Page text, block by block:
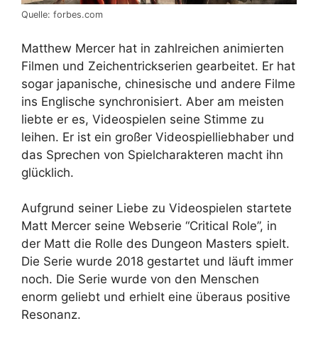
Quelle: forbes.com
Matthew Mercer hat in zahlreichen animierten
Filmen und Zeichentrickserien gearbeitet. Er hat
sogar japanische, chinesische und andere Filme
ins Englische synchronisiert. Aber am meisten
liebte er es, Videospielen seine Stimme zu
leihen. Er ist ein großer Videospielliebhaber und
das Sprechen von Spielcharakteren macht ihn
glücklich.
Aufgrund seiner Liebe zu Videospielen startete
Matt Mercer seine Webserie “Critical Role”, in
der Matt die Rolle des Dungeon Masters spielt.
Die Serie wurde 2018 gestartet und läuft immer
noch. Die Serie wurde von den Menschen
enorm geliebt und erhielt eine überaus positive
Resonanz.